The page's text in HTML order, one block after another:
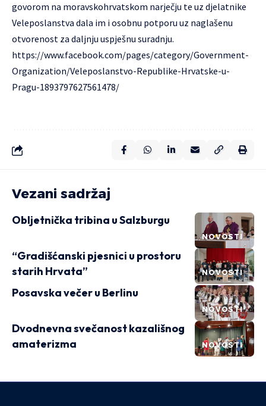
govorom na moravskohrvatskom narječju te uz djelatnike
Veleposlanstva dala im i osobnu potporu uz naglašenu
otvorenost za daljnju uspješnu suradnju.
https://www.facebook.com/pages/category/Government-
Organization/Veleposlanstvo-Republike-Hrvatske-u-
Pragu-1893797627561478/
Vezani sadržaj
NOVOSTI
Obljetnička tribina u Salzburgu
NOVOSTI
“Gradišćanski pjesnici u prostoru
starih Hrvata”
NOVOSTI
Posavska večer u Berlinu
NOVOSTI
Dvodnevna svečanost kazališnog
amaterizma